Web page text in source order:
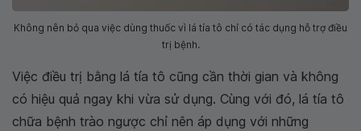
Không nên bỏ qua việc dùng thuốc vì lá tía tô chỉ có tác dụng hỗ trợ điều
trị bệnh.
Việc điều trị bằng lá tía tô cũng cần thời gian và không
có hiệu quả ngay khi vừa sử dụng. Cùng với đó, lá tía tô
chữa bệnh trào ngược chỉ nên áp dụng với những